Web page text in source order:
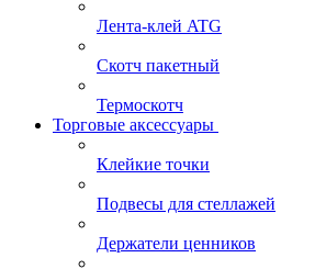
Лента-клей ATG
Скотч пакетный
Термоскотч
Торговые аксессуары
Клейкие точки
Подвесы для стеллажей
Держатели ценников